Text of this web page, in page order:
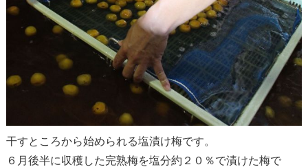
干すところから始められる塩漬け梅です。
６月後半に収穫した完熟梅を塩分約２０％で漬けた梅で